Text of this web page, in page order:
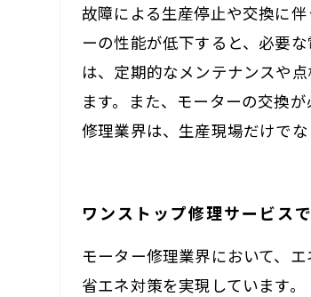
故障による生産停止や交換に
ーの性能が低下すると、必要
は、定期的なメンテナンスや
ます。また、モーターの交換
修理業界は、生産現場だけで
ワンストップ修理サービス
モーター修理業界において、
省エネ対策を実現しています